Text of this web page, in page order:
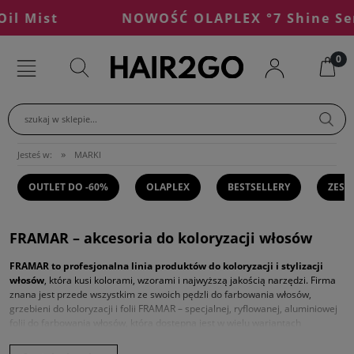
Mist NOWOŚĆ OLAPLEX °7 Shine
szukaj w sklepie...
Jesteś w: » MARKI
OUTLET DO -60% OLAPLEX BESTSELLERY
FRAMAR – akcesoria do koloryzacji włosów
FRAMARto profesjonalna linia produktów do koloryzacji i stylizacji
włosów, która kusi kolorami, wzorami i najwyższą jakością narzędzi. Firma
znana jest przede wszystkim ze swoich pędzli do farbowania włosów,
grzebieni do koloryzacji i folii FRAMAR – specjalnej, ryflowanej, aluminiowej
folii do farbowania włosów, która dostępna jest w wielu wariantach